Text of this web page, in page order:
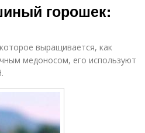
горошек:
выращивается, как
медоносом, его используют